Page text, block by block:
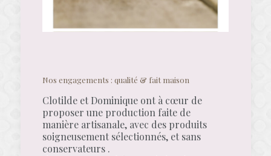
Nos engagements : qualité & fait maison
Clotilde et Dominique ont à cœur de
proposer une production faite de
manière artisanale, avec des produits
soigneusement sélectionnés, et sans
conservateurs .